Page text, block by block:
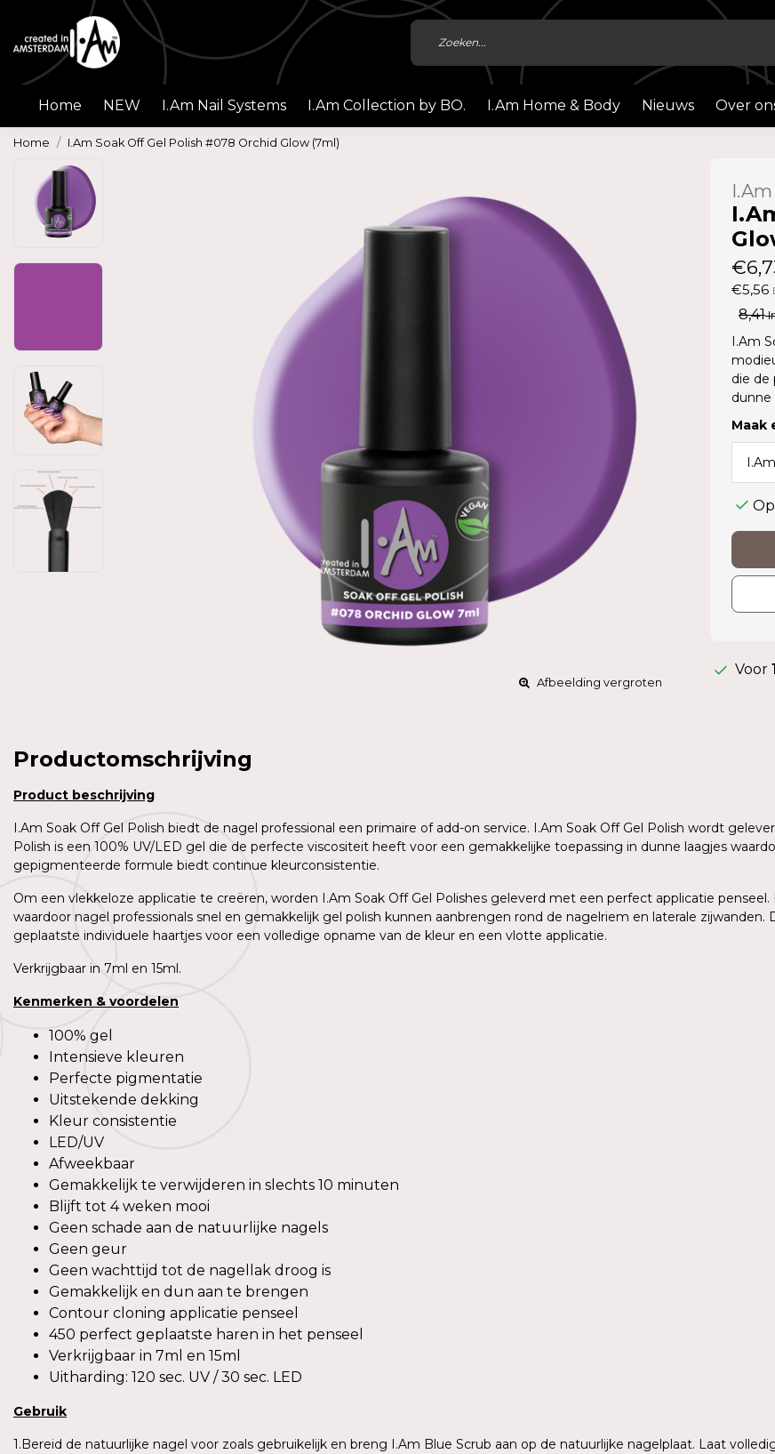
Home NEW I.Am Nail Systems I.Am Collection by BO. I.Am Home & Body Nieuws Over
Home I.Am Soak Off Gel Polish #078 Orchid Glow (7ml)
Afbeelding vergroten
€5,56
8,41
I.Am
die de
dunne
Maak
Voor
Productomschrijving
Product beschrijving
I.Am Soak Off Gel Polish biedt de nagel professional een primaire of add-on service. I.Am Soak Off Gel Polish wordt
Polish is een 100% UV/LED gel die de perfecte viscositeit heeft voor een gemakkelijke toepassing in dunne laagjes
gepigmenteerde formule biedt continue kleurconsistentie.
Om een vlekkeloze applicatie te creëren, worden I.Am Soak Off Gel Polishes geleverd met een perfect applicatie
waardoor nagel professionals snel en gemakkelijk gel polish kunnen aanbrengen rond de nagelriem en laterale
geplaatste individuele haartjes voor een volledige opname van de kleur en een vlotte applicatie.
Verkrijgbaar in 7ml en 15ml.
Kenmerken & voordelen
100% gel
Intensieve kleuren
Perfecte pigmentatie
Uitstekende dekking
Kleur consistentie
LED/UV
Afweekbaar
Gemakkelijk te verwijderen in slechts 10 minuten
Blijft tot 4 weken mooi
Geen schade aan de natuurlijke nagels
Geen geur
Geen wachttijd tot de nagellak droog is
Gemakkelijk en dun aan te brengen
Contour cloning applicatie penseel
450 perfect geplaatste haren in het penseel
Verkrijgbaar in 7ml en 15ml
Uitharding: 120 sec. UV / 30 sec. LED
Gebruik
1.Bereid de natuurlijke nagel voor zoals gebruikelijk en breng I.Am Blue Scrub aan op de natuurlijke nagelplaat. Laat